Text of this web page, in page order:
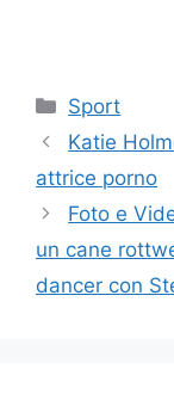
Categorie
Sport
Katie
attrice porno
Foto e
un cane
dancer con